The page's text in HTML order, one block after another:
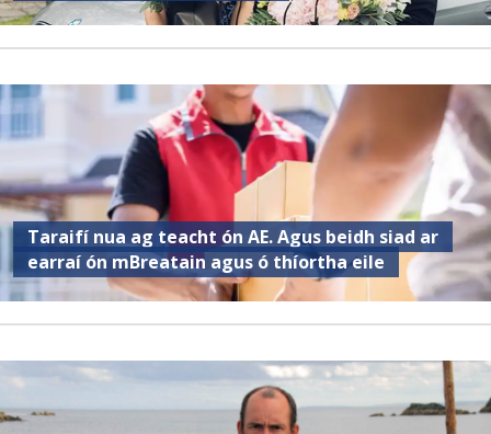
Taraifí nua ag teacht ón AE. Agus beidh siad ar
earraí ón mBreatain agus ó thíortha eile